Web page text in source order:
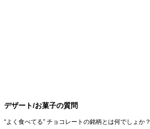
デザート/お菓子の質問
“よく食べてる” チョコレートの銘柄とは何でしょか？